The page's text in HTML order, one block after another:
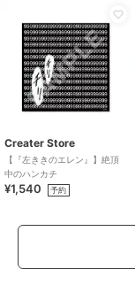
Creater Store
【『左ききのエレン』】絶頂
中のハンカチ
¥1,540 予約